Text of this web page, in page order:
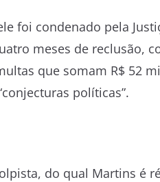
foi condenado pela
meses de reclusão,
que somam R$ 52
políticas”.
do qual Martins é